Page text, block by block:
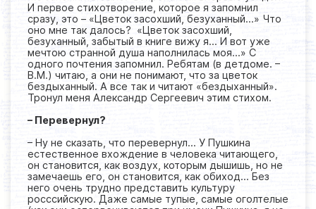
И первое стихотворение, которое я запомнил
сразу, это – «Цветок засохший, безуханный...» Что
оно мне так далось? «Цветок засохший,
безуханный, забытый в книге вижу я… И вот уже
мечтою странной душа наполнилась моя...» С
одного почтения запомнил. Ребятам (в детдоме. –
В.М.) читаю, а они не понимают, что за цветок
бездыханный. А все так и читают «бездыханный».
Тронул меня Александр Сергеевич этим стихом.
– Перевернул?
– Ну не сказать, что перевернул… У Пушкина
естественное вхождение в человека читающего,
он становится, как воздух, которым дышишь, но не
замечаешь его, он становится, как обиход... Без
него очень трудно представить культуру
росссийскую. Даже самые тупые, самые оголтелые